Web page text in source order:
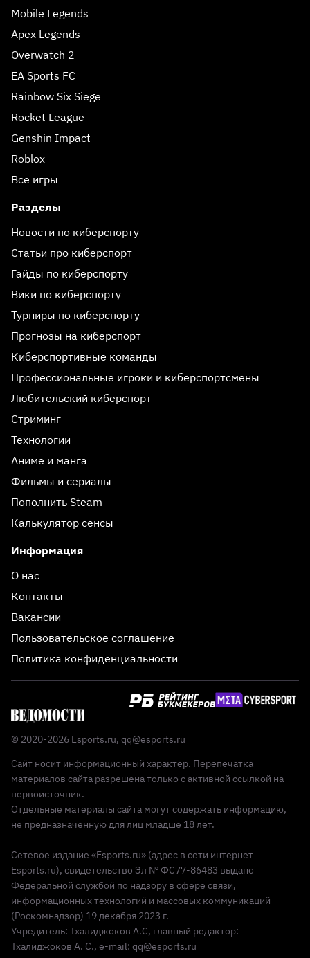
Mobile Legends
Apex Legends
Overwatch 2
EA Sports FC
Rainbow Six Siege
Rocket League
Genshin Impact
Roblox
Все игры
Разделы
Новости по киберспорту
Статьи про киберспорт
Гайды по киберспорту
Вики по киберспорту
Турниры по киберспорту
Прогнозы на киберспорт
Киберспортивные команды
Профессиональные игроки и киберспортсмены
Любительский киберспорт
Стриминг
Технологии
Аниме и манга
Фильмы и сериалы
Пополнить Steam
Калькулятор сенсы
Информация
О нас
Контакты
Вакансии
Пользовательское соглашение
Политика конфиденциальности
© 2020-2026 Esports.ru, qq@esports.ru
Сайт носит информационный характер. Перепечатка
материалов сайта разрешена только с активной ссылкой на
первоисточник.
Отдельные материалы сайта могут содержать информацию,
не предназначенную для лиц младше 18 лет.
Сетевое издание «Esports.ru» (адрес в сети интернет
Esports.ru), свидетельство Эл № ФС77-86483 выдано
Федеральной службой по надзору в сфере связи,
информационных технологий и массовых коммуникаций
(Роскомнадзор) 19 декабря 2023 г.
Учредитель: Тхалиджоков А.С, главный редактор:
Тхалиджоков А. С., e-mail: qq@esports.ru